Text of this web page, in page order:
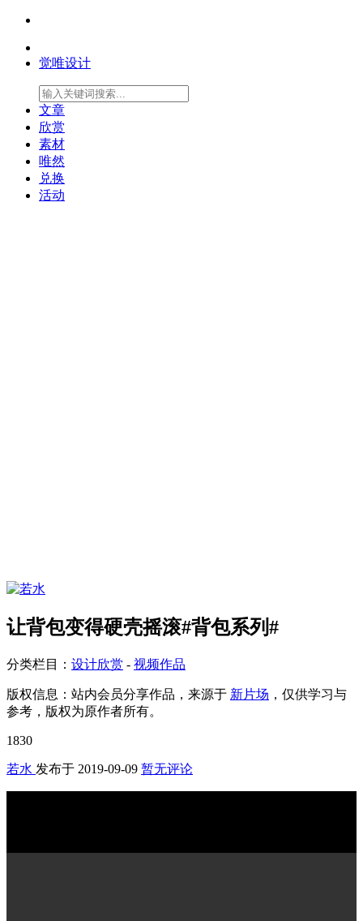
觉唯设计
文章
欣赏
素材
唯然
兑换
活动
让背包变得硬壳摇滚#背包系列#
分类栏目： 设计欣赏 - 视频作品
版权信息： 站内会员分享作品，来源于 新片场 ，仅供学习与
参考，版权为原作者所有。
1830
若水 发布于 2019-09-09 暂无评论